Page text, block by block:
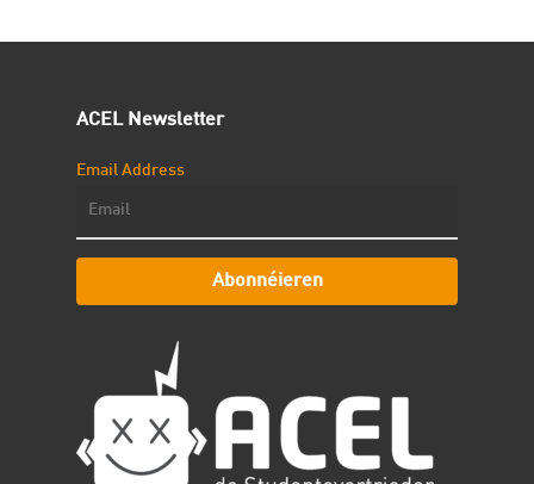
ACEL Newsletter
Email Address
Abonnéieren